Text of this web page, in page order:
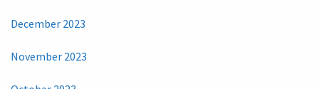
December 2023
November 2023